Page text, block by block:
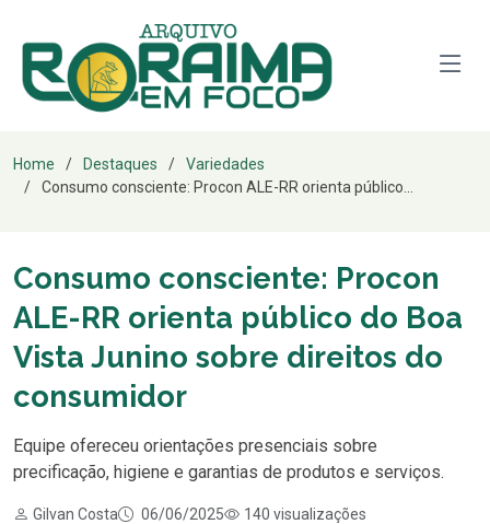
Home Destaques
Variedades
Consumo consciente: Procon ALE-RR orienta público...
Consumo consciente: Procon
ALE-RR orienta público do Boa
Vista Junino sobre direitos do
consumidor
Equipe ofereceu orientações presenciais sobre
precificação, higiene e garantias de produtos e serviços.
Gilvan Costa 06/06/2025
140 visualizações